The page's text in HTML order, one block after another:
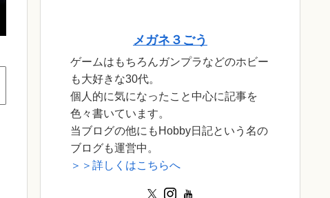
メガネ３ごう
ゲームはもちろんガンプラなどのホビー
も大好きな30代。
個人的に気になったこと中心に記事を
色々書いています。
当ブログの他にもHobby日記という名の
ブログも運営中。
＞＞詳しくはこちらへ